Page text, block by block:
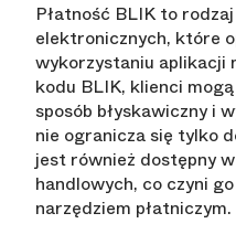
Płatność BLIK to
elektronicznych, które
wykorzystaniu aplikacji
kodu BLIK, klienci
sposób błyskawiczny i
nie ogranicza się tylko
jest również dostępny
handlowych, co czyni
narzędziem płatniczym.